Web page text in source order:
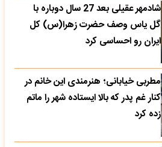
شادمهر عقیلی بعد 27 سال دوباره با
گل یاس وصف حضرت زهرا(س) کل
ایران رو احساسی کرد
مطربی خیابانی؛ هنرمندی این خانم در
کنار غم پدر که بالا ایستاده شهر را ماتم
زده کرد